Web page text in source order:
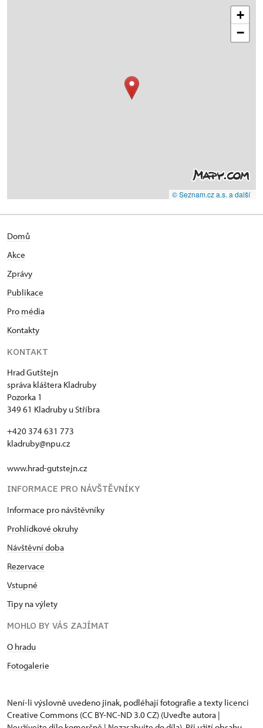
+
−
© Seznam.cz a.s. a další
Domů
Akce
Zprávy
Publikace
Pro média
Kontakty
KONTAKT
Hrad Gutštejn
správa kláštera Kladruby
Pozorka 1
349 61 Kladruby u Stříbra
+420 374 631 773
kladruby@npu.cz
www.hrad-gutstejn.cz
INFORMACE PRO NÁVŠTĚVNÍKY
Informace pro návštěvníky
Prohlídkové okruhy
Návštěvní doba
Rezervace
Vstupné
Tipy na výlety
MOHLO BY VÁS ZAJÍMAT
O hradu
Fotogalerie
Není-li výslovně uvedeno jinak, podléhají fotografie a texty licenci
Creative Commons (CC BY-NC-ND 3.0 CZ) (Uveďte autora |